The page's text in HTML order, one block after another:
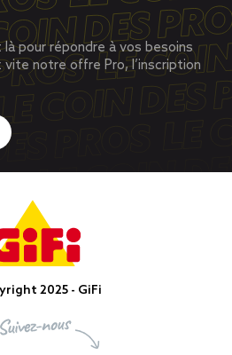
pour répondre à vos besoins
notre offre Pro, l’inscription
2025 - GiFi